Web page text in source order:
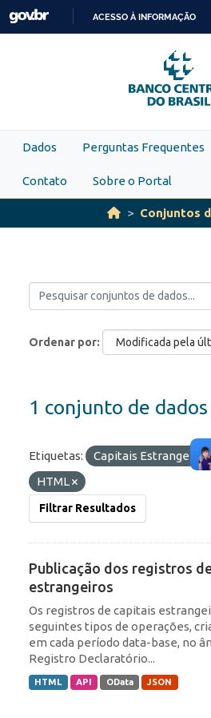
Skip to main content
PARA
O
ACESSO À INFORMAÇÃO
Dados Perguntas Frequentes
Contato Sobre o Portal
Conjuntos
Ordenar por
1 conjunto de
Etiquetas: Capitais
HTML
Filtrar Resultados
Publicação dos registros
estrangeiros
Os registros de capitais
seguintes tipos de operações,
em cada período data-base, no
Registro Declaratório...
HTML API OData JSON